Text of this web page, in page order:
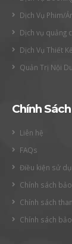
Dịch Vụ Phim/
Dịch vụ quảng
Dịch Vụ Thiết
Quản Trị Nội
Chính Sách
Liên hệ
FAQs
Điều kiện sử
Chính sách
Chính sách
Chính sách